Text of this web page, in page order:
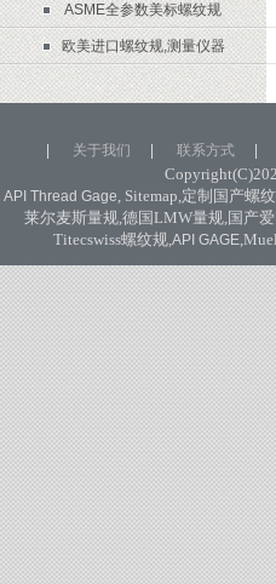
ASME全参数美标螺纹规
欧美进口螺纹规,测量仪器
API Thread Gage, Sitemap,定制国产螺
莱尔麦斯量规,德国LMW量规,国产
Titecswiss螺纹规,API GAGE
关于我们 联系方式